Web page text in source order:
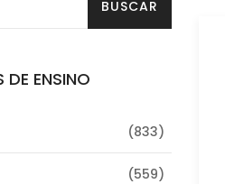
DE ENSINO
(833)
(559)